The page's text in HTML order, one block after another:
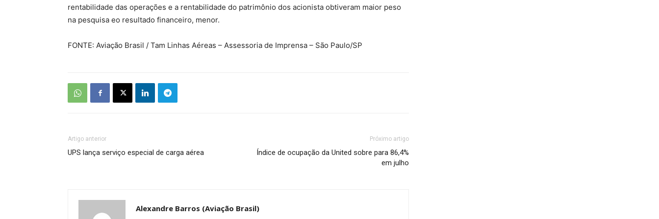
rentabilidade das operações e a rentabilidade do patrimônio dos acionista obtiveram maior peso
na pesquisa eo resultado financeiro, menor.
FONTE: Aviação Brasil / Tam Linhas Aéreas – Assessoria de Imprensa – São Paulo/SP
Artigo anterior
UPS lança serviço especial de carga aérea
Próximo artigo
Índice de ocupação da United sobre para 86,4%
em julho
Alexandre Barros (Aviação Brasil)